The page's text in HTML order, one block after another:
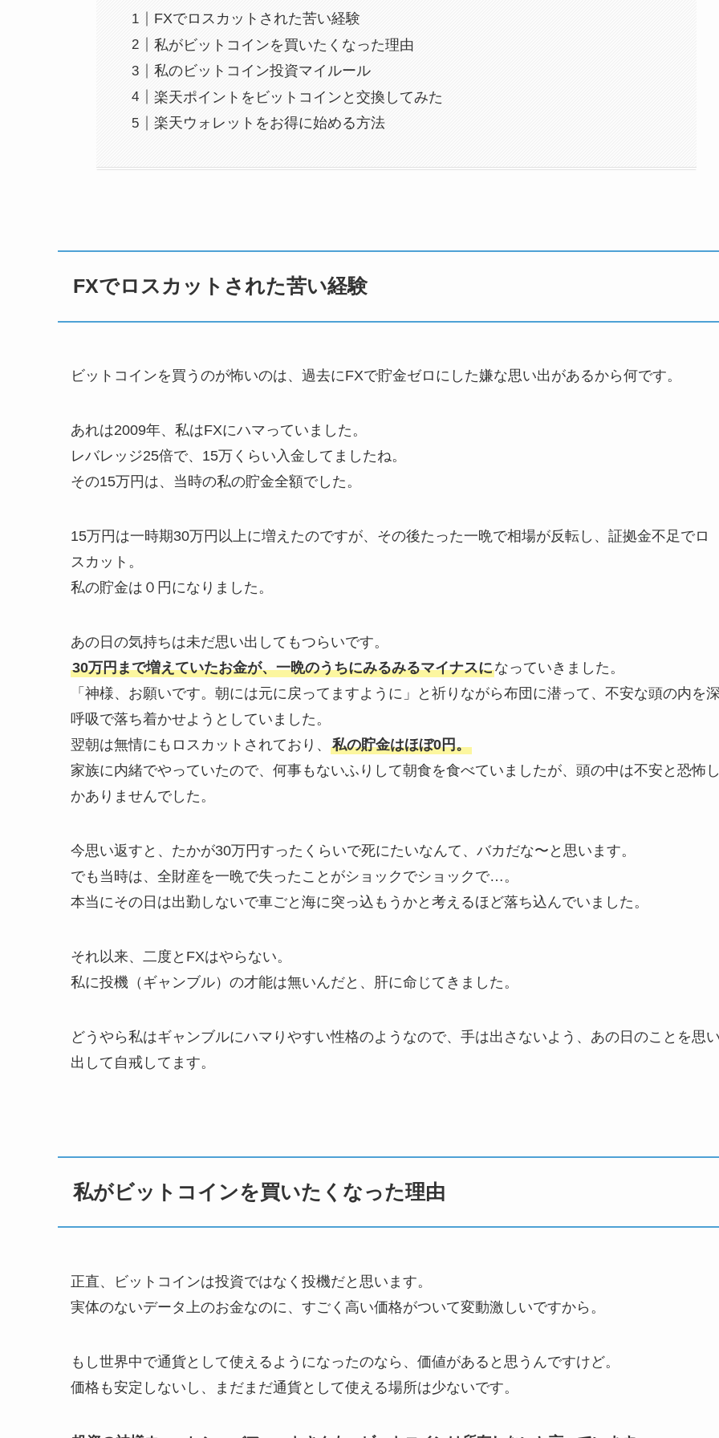
FXでロスカットされた苦い経験
私がビットコインを買いたくなった理由
私のビットコイン投資マイルール
楽天ポイントをビットコインと交換してみた
楽天ウォレットをお得に始める方法
FXでロスカットされた苦い経験
ビットコインを買うのが怖いのは、過去にFXで貯金ゼロにした嫌な思い出があるから何です。
あれは2009年、私はFXにハマっていました。
レバレッジ25倍で、15万くらい入金してましたね。
その15万円は、当時の私の貯金全額でした。
15万円は一時期30万円以上に増えたのですが、その後たった一晩で相場が反転し、証拠金不足でロ
スカット。
私の貯金は０円になりました。
あの日の気持ちは未だ思い出してもつらいです。
30万円まで増えていたお金が、一晩のうちにみるみるマイナスになっていきました。
「神様、お願いです。朝には元に戻ってますように」と祈りながら布団に潜って、不安な頭の内を
呼吸で落ち着かせようとしていました。
翌朝は無情にもロスカットされており、 私の貯金はほぼ0円。
家族に内緒でやっていたので、何事もないふりして朝食を食べていましたが、頭の中は不安と恐怖
かありませんでした。
今思い返すと、たかが30万円すったくらいで死にたいなんて、バカだな〜と思います。
でも当時は、全財産を一晩で失ったことがショックでショックで…。
本当にその日は出勤しないで車ごと海に突っ込もうかと考えるほど落ち込んでいました。
それ以来、二度とFXはやらない。
私に投機（ギャンブル）の才能は無いんだと、肝に命じてきました。
どうやら私はギャンブルにハマりやすい性格のようなので、手は出さないよう、あの日のことを思
出して自戒してます。
私がビットコインを買いたくなった理由
正直、ビットコインは投資ではなく投機だと思います。
実体のないデータ上のお金なのに、すごく高い価格がついて変動激しいですから。
もし世界中で通貨として使えるようになったのなら、価値があると思うんですけど。
価格も安定しないし、まだまだ通貨として使える場所は少ないです。